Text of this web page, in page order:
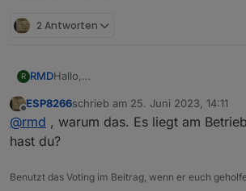
2 Antworten
R RMDHallo,
übrig.
Trotzdem Danke!
Offline
ESP8266schrieb am 25. Juni 2023, 14:11
zuletzt editiert von
@rmd , warum das. Es liegt am
hast du?
Benutzt das Voting im Beitrag, wenn er euch